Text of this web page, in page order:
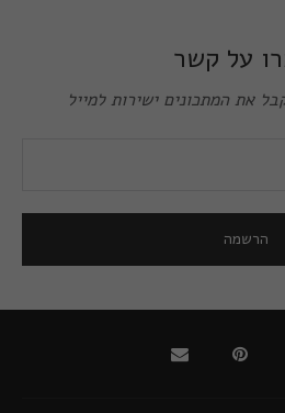
על קשר
את המתכונים ישירות למייל